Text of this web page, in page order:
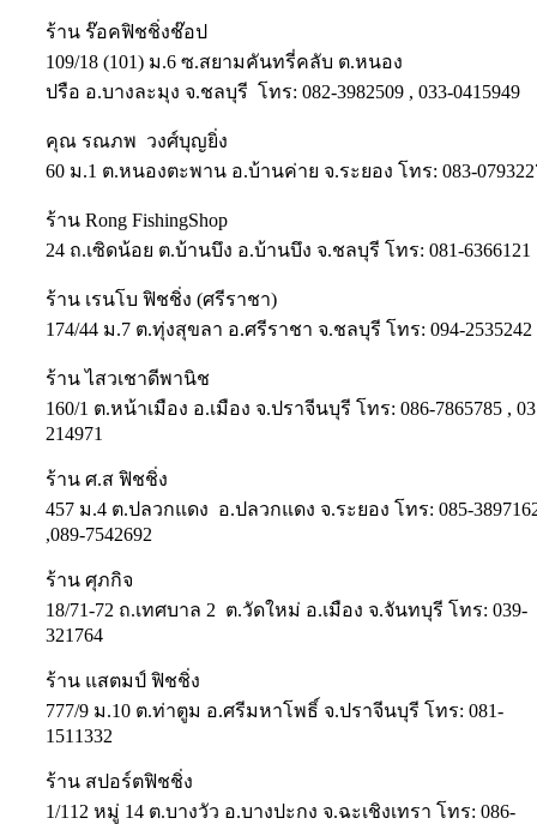
ร้าน ร๊อคฟิชชิ่งช๊อป
109/18 (101) ม.6 ซ.สยามคันทรี่คลับ ต.หนอง
ปรือ อ.บางละมุง จ.ชลบุรี โทร: 082-3982509 , 033-0415949
คุณ รณภพ วงศ์บุญยิ่ง
60 ม.1 ต.หนองตะพาน อ.บ้านค่าย จ.ระยอง โทร: 083-
ร้าน Rong FishingShop
24 ถ.เซิดน้อย ต.บ้านบึง อ.บ้านบึง จ.ชลบุรี โทร: 081-6366121
ร้าน เรนโบ ฟิชชิ่ง (ศรีราชา)
174/44 ม.7 ต.ทุ่งสุขลา อ.ศรีราชา จ.ชลบุรี โทร: 094-2535242
ร้าน ไสวเชาดีพานิช
160/1 ต.หน้าเมือง อ.เมือง จ.ปราจีนบุรี โทร: 086-7865785 ,
214971
ร้าน ศ.ส ฟิชชิ่ง
457 ม.4 ต.ปลวกแดง อ.ปลวกแดง จ.ระยอง โทร: 085-
,089-7542692
ร้าน ศุภกิจ
18/71-72 ถ.เทศบาล 2 ต.วัดใหม่ อ.เมือง จ.จันทบุรี โทร: 039-
321764
ร้าน แสตมป์ ฟิชชิ่ง
777/9 ม.10 ต.ท่าตูม อ.ศรีมหาโพธิ์ จ.ปราจีนบุรี โทร: 081-
1511332
ร้าน สปอร์ตฟิชชิ่ง
1/112 หมู่ 14 ต.บางวัว อ.บางปะกง จ.ฉะเชิงเทรา โทร: 086-